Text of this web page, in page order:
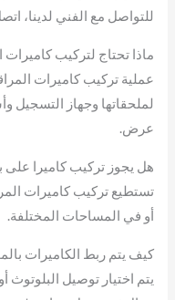
للتواصل مع الفني لدينا، اتصل
ماذا تحتاج لتركيب كاميرات
عملية تركيب كاميرات
لملحقاتها وجهاز التسجيل
عرض.
هل يجوز تركيب كاميرا على
تستطيع تركيب كاميرات
أو في المساحات المختلفة.
كيف يتم ربط الكاميرات